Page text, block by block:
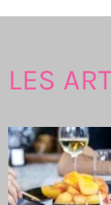
LES